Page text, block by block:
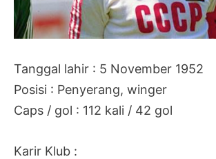
Tanggal lahir : 5 November 1952
Posisi : Penyerang, winger
Caps / gol : 112 kali / 42 gol
Karir Klub :